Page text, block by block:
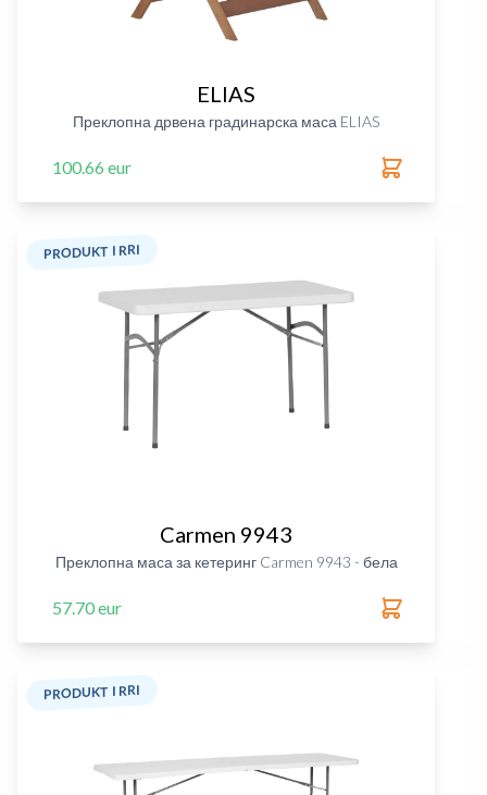
ELIAS
Преклопна дрвена градинарска маса ELIAS
100.66 eur
PRODUKT I RRI
Carmen 9943
Преклопна маса за кетеринг Carmen 9943 - бела
57.70 eur
PRODUKT I RRI